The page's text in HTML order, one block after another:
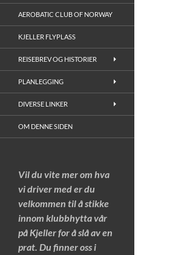
AEROBATIC CLUB OF NORWAY
KJELLER FLYPLASS
REISEBREV OG HISTORIER
PLANLEGGING
DIVERSE LINKER
OM DENNE SIDEN
Vil du vite mer om hva
vi driver med er du
velkommen til å stikke
innom klubbhytta vår
på Kjeller for å slå av en
prat. Du finner oss i